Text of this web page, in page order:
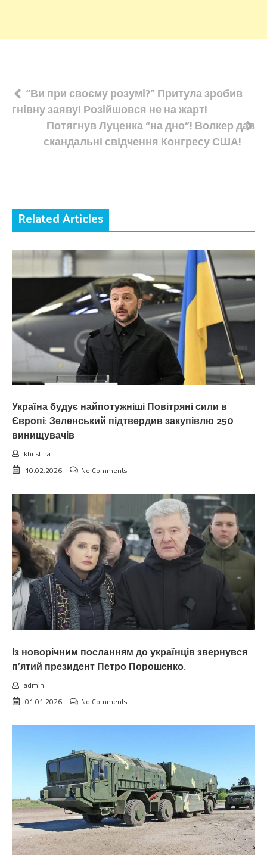
Навігація
записів
“Ви при своєму розумі?” Притула зробив
гнівну заяву! Розійшовся не на жарт!
Потягнув Луценка “на дно”! Волкер дав
скандальні свідчення Конгресу США!
Related Articles
Україна будує найпотужніші Повітряні сили в
Європі: Зеленський підтвердив закупівлю 250
винищувачів
khristina
10.02.2026
No Comments
Із новорічним посланням до українців звернувся
п’ятий президент Петро Порошенко.
admin
01.01.2026
No Comments